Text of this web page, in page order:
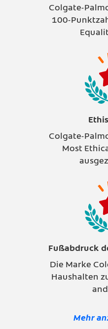
Colgate-
100-
Colgate-
Most
Fußabdruck
Die Marke
Haushalten
Mehr